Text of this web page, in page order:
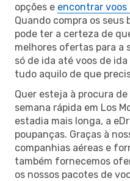
opções e encontrar voos
Quando compra os seus
pode ter a certeza de
melhores ofertas para a
só de ida até voos de
tudo aquilo de que
Quer esteja à procura
semana rápida em Los
estadia mais longa, a
poupanças. Graças à
companhias aéreas e
também fornecemos
os nossos pacotes de